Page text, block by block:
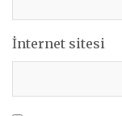
İnternet sitesi